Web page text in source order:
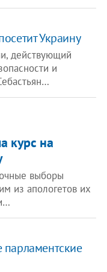
Украину
действующий
и
курс на
выборы
из апологетов их